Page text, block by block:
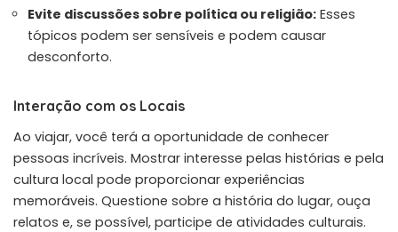
Evite discussões sobre política ou religião: Esses
tópicos podem ser sensíveis e podem causar
desconforto.
Interação com os Locais
Ao viajar, você terá a oportunidade de conhecer
pessoas incríveis. Mostrar interesse pelas histórias e pela
cultura local pode proporcionar experiências
memoráveis. Questione sobre a história do lugar, ouça
relatos e, se possível, participe de atividades culturais.